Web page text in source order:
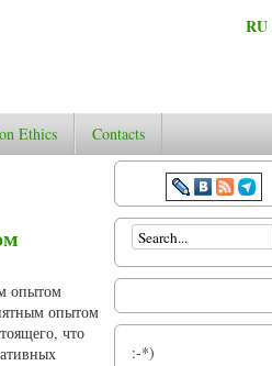
RU
Ethics Contacts
опытом
опытом
что
Search form
:-*)